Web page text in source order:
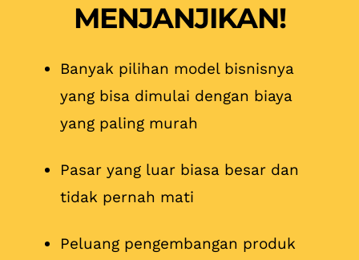
MENJANJIKAN!
Banyak pilihan model bisnisnya
yang bisa dimulai dengan biaya
yang paling murah
Pasar yang luar biasa besar dan
tidak pernah mati
Peluang pengembangan produk